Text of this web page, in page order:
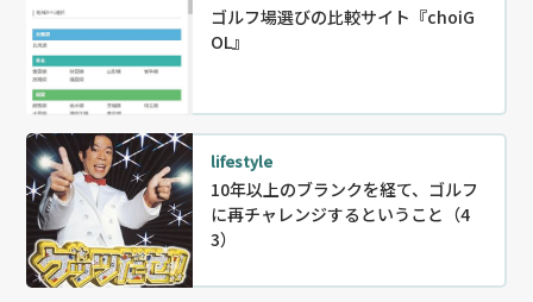
ゴルフ場選びの比較サイト『choiG
OL』
lifestyle
10年以上のブランクを経て、ゴルフ
に再チャレンジするということ（4
3）